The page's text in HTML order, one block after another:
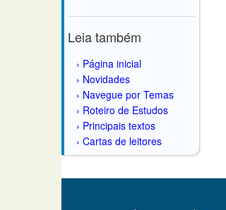
Leia também
Página inicial
Novidades
Navegue por Temas
Roteiro de Estudos
Principais textos
Cartas de leitores